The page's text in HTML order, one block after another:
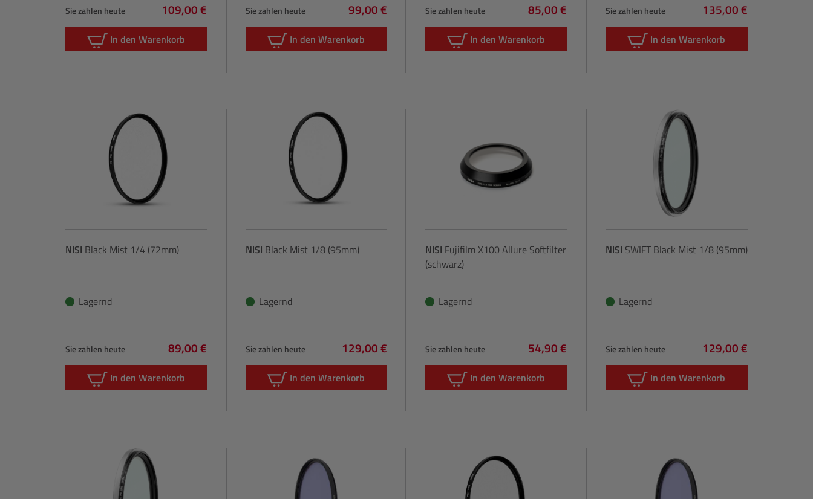
Sie zahlen heute
Regulärer Preis:
109,00 €
In den Warenkorb
Sie zahlen heute
Regulärer Preis:
99,00 €
In den Warenkorb
Sie zahlen heute
Regulärer Preis:
85,00 €
In den Warenkorb
Sie zahlen heute
Regulärer Preis:
135,00 €
In den Warenkorb
NISI Black Mist 1/4 (72mm)
Lagernd
Sie zahlen heute
Regulärer Preis:
89,00 €
In den Warenkorb
NISI Black Mist 1/8 (95mm)
Lagernd
Sie zahlen heute
Regulärer Preis:
129,00 €
In den Warenkorb
NISI Fujifilm X100 Allure Softfilter
(schwarz)
Lagernd
Sie zahlen heute
Regulärer Preis:
54,90 €
In den Warenkorb
NISI SWIFT Black Mist 1/8 (95mm)
Lagernd
Sie zahlen heute
Regulärer Preis:
129,00 €
In den Warenkorb